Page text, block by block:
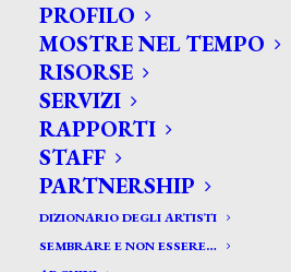
PROFILO
MOSTRE NEL TEMPO
RISORSE
SERVIZI
RAPPORTI
STAFF
PARTNERSHIP
DIZIONARIO DEGLI ARTISTI
SEMBRARE E NON ESSERE…
CERCA TRA GLI ARTISTI:
Search
for: